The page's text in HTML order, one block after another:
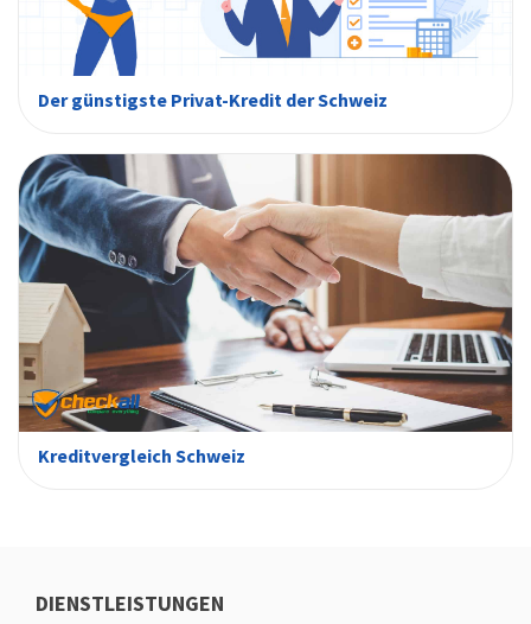
Der günstigste Privat-Kredit der Schweiz
Kreditvergleich Schweiz
DIENSTLEISTUNGEN